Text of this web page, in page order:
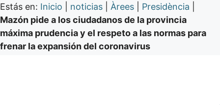
Estás en: Inicio noticias Àrees Presidència
Mazón pide a los ciudadanos de la provincia
máxima prudencia y el respeto a las normas para
frenar la expansión del coronavirus